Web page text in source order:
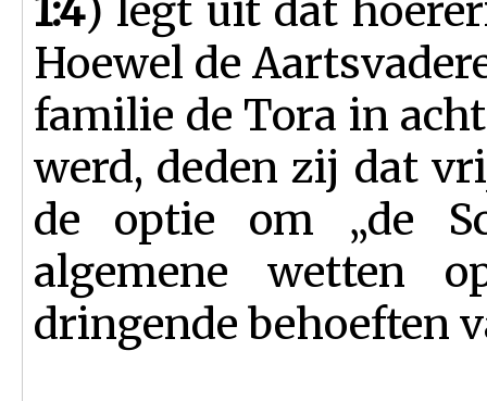
1:4) legt uit dat
Hoewel de
familie de Tora in
werd, deden zij dat
de optie om „de
algemene wetten
dringende behoeften